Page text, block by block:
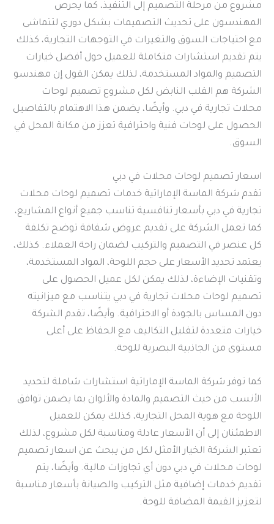
مشروع من مرحلة التصميم إلى التنفيذ، كما يحرص
المهندسون على تحديث التصميمات بشكل دوري لتتماشى
مع احتياجات السوق والتغيرات في التوجهات التجارية، كذلك
يتم تقديم استشارات متكاملة للعميل حول أفضل خيارات
التصميم والمواد المستخدمة، لذلك يمكن القول إن مهندسو
الشركة هم القلب النابض لكل مشروع تصميم لوحات
محلات تجارية في دبي. وأيضًا، يضمن هذا الاهتمام بالتفاصيل
الحصول على لوحات فنية واحترافية تعزز من مكانة المحل في
السوق.
اسعار تصميم لوحات محلات في دبي
تقدم شركة الماسة الإماراتية خدمات تصميم لوحات محلات
تجارية في دبي بأسعار تنافسية تناسب جميع أنواع المشاريع،
كما تعمل الشركة على تقديم عروض شفافة توضح تكلفة
كل عنصر في التصميم والتركيب لضمان راحة العملاء. كذلك،
يعتمد تحديد الأسعار على حجم اللوحة، المواد المستخدمة،
وتقنيات الإضاءة، لذلك يمكن لكل عميل الحصول على
تصميم لوحات محلات تجارية في دبي يتناسب مع ميزانيته
دون المساس بالجودة أو الاحترافية. وأيضًا، تقدم الشركة
خيارات متعددة لتقليل التكاليف مع الحفاظ على أعلى
مستوى من الجاذبية البصرية للوحة.
كما توفر شركة الماسة الإماراتية استشارات شاملة لتحديد
الأنسب من حيث التصميم والمادة والألوان بما يضمن توافق
اللوحة مع هوية المحل التجارية، كذلك يمكن للعميل
الاطمئنان إلى أن الأسعار عادلة ومناسبة لكل مشروع، لذلك
تعتبر الشركة الخيار الأمثل لكل من يبحث عن اسعار تصميم
لوحات محلات في دبي دون أي تجاوزات مالية. وأيضًا، يتم
تقديم خدمات إضافية مثل التركيب والصيانة بأسعار مناسبة
لتعزيز القيمة المضافة للوحة.